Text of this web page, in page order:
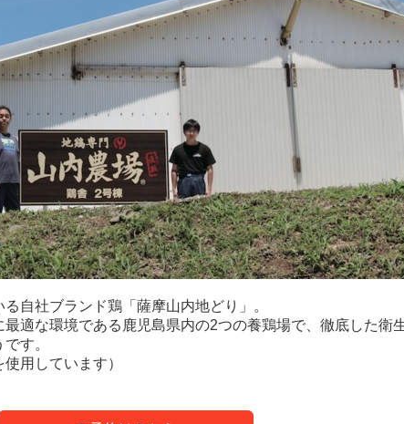
自社ブランド鶏「薩摩山内地どり」。
適な環境である鹿児島県内の2つの養鶏場で、徹底した衛
す。
用しています）